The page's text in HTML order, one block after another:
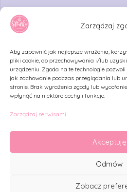
Zarządzaj
Aby zapewnić jak najlepsze wrażenia,
pliki cookie, do przechowywania i/lub
urządzeniu. Zgoda na te technologie
jak zachowanie podczas przeglądania lub
stronie. Brak wyrażenia zgody lub
wpłynąć na niektóre cechy i funkcje.
Zarządzaj serwisami
Akceptuję
Odmów
Zobacz
Cukiernia Słodko w
© Cukiernia Słodko Białystok |